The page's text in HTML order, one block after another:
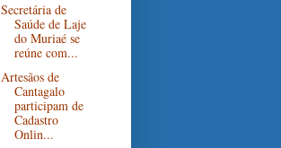
Secretária de
Saúde de Laje
do Muriaé se
reúne com...
Artesãos de
Cantagalo
participam de
Cadastro
Onlin...